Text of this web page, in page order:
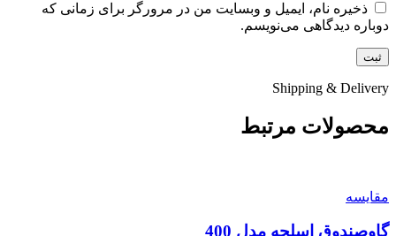
ذخیره نام، ایمیل و وبسایت من در مرورگر برای زمانی که
دوباره دیدگاهی می‌نویسم.
Shipping & Delivery
محصولات مرتبط
مقايسه
گاوصندوق اسلحه مدل 400